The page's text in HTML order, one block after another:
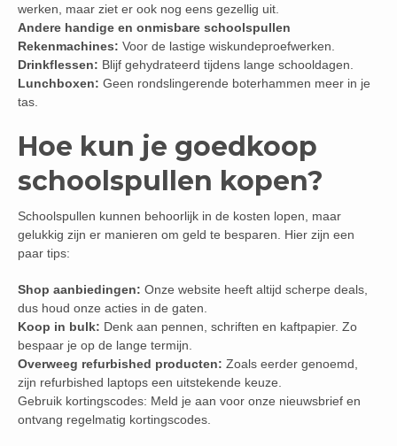
werken, maar ziet er ook nog eens gezellig uit.
Andere handige en onmisbare schoolspullen
Rekenmachines: Voor de lastige wiskundeproefwerken.
Drinkflessen: Blijf gehydrateerd tijdens lange schooldagen.
Lunchboxen: Geen rondslingerende boterhammen meer in je
tas.
Hoe kun je goedkoop
schoolspullen kopen?
Schoolspullen kunnen behoorlijk in de kosten lopen, maar
gelukkig zijn er manieren om geld te besparen. Hier zijn een
paar tips:
Shop aanbiedingen: Onze website heeft altijd scherpe deals,
dus houd onze acties in de gaten.
Koop in bulk: Denk aan pennen, schriften en kaftpapier. Zo
bespaar je op de lange termijn.
Overweeg refurbished producten: Zoals eerder genoemd,
zijn refurbished laptops een uitstekende keuze.
Gebruik kortingscodes: Meld je aan voor onze nieuwsbrief en
ontvang regelmatig kortingscodes.